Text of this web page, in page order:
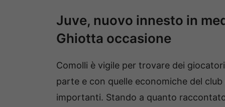
Juve, nuovo innesto in
Ghiotta occasione
Comolli è vigile per trovare dei
parte e con quelle economiche del
importanti. Stando a quanto